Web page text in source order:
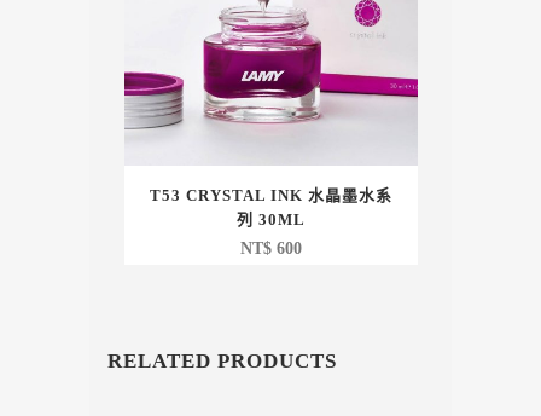
T53 CRYSTAL INK 水晶墨水系
列 30ML
NT$600
RELATED PRODUCTS